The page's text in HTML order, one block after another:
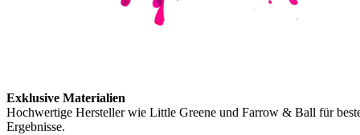
Exklusive Materialien
Hochwertige Hersteller wie Little Greene und Farrow & Ball für
Ergebnisse.